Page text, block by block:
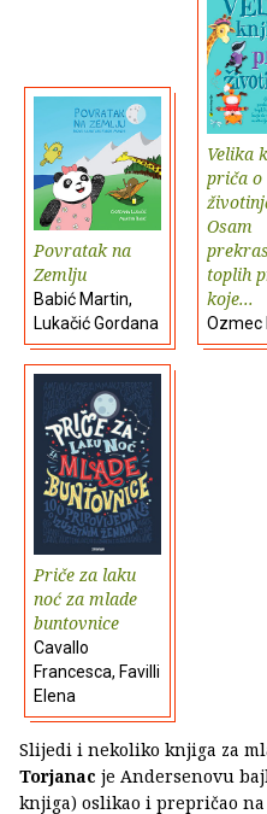
Povratak na
Zemlju
Babić Martin,
Lukačić Gordana
Velika
priča o
Osam
toplih
koje...
Ozmec
Priče za laku
noć za mlade
buntovnice
Cavallo
Francesca, Favilli
Elena
Slijedi i nekoliko knjiga za
Torjanac je Andersenovu
knjiga) oslikao i prepričao